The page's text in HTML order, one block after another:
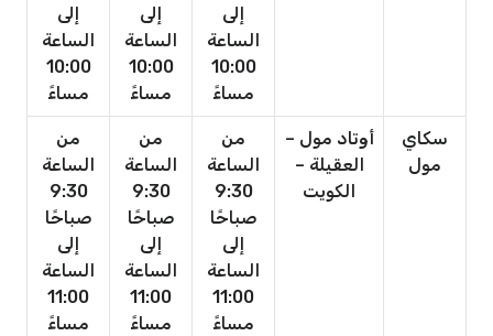
إلى
الساعة
10:00
مساءً
إلى
الساعة
10:00
مساءً
إلى
الساعة
10:00
مساءً
سكاي
مول
أوتاد مول –
العقيلة –
الكويت
من
الساعة
9:30
صباحًا
إلى
الساعة
11:00
مساءً
من
الساعة
9:30
صباحًا
إلى
الساعة
11:00
مساءً
من
الساعة
9:30
صباحًا
إلى
الساعة
11:00
مساءً